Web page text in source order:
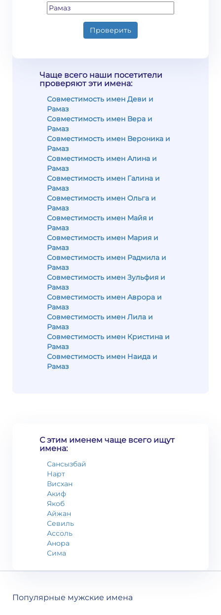
Проверить
Чаще всего наши посетители
проверяют эти имена:
Совместимость имен Деви и
Рамаз
Совместимость имен Вера и
Рамаз
Совместимость имен Вероника и
Рамаз
Совместимость имен Алина и
Рамаз
Совместимость имен Галина и
Рамаз
Совместимость имен Ольга и
Рамаз
Совместимость имен Майя и
Рамаз
Совместимость имен Мария и
Рамаз
Совместимость имен Радмила и
Рамаз
Совместимость имен Зульфия и
Рамаз
Совместимость имен Аврора и
Рамаз
Совместимость имен Лила и
Рамаз
Совместимость имен Кристина и
Рамаз
Совместимость имен Наида и
Рамаз
С этим именем чаще всего ищут
имена:
Сансызбай
Нарт
Висхан
Акиф
Якоб
Айжан
Севиль
Ассоль
Анора
Сима
Популярные мужские имена